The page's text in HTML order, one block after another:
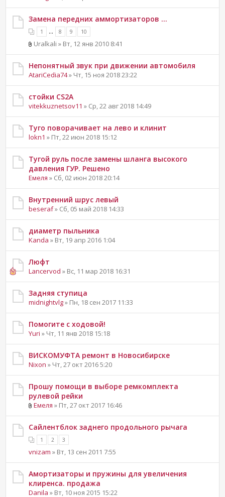
Замена передних аммортизаторов ...
1 ... 8 9 10
Uralkali » Вт, 12 янв 2010 8:41
Непонятный звук при движении автомобиля
AtariCedia74» Чт, 15 ноя 2018 23:22
стойки CS2A
vitekkuznetsov11 » Ср, 22 авг 2018 14:49
Туго поворачивает на лево и клинит
lokn1 » Пт, 22 июн 2018 15:12
Тугой руль после замены шланга высокого
давления ГУР. Решено
Емеля » Сб, 02 июн 2018 20:14
Внутренний шрус левый
beseraf» Сб, 05 май 2018 14:33
диаметр пыльника
Kanda » Вт, 19 апр 2016 1:04
Люфт
Lancervod » Вс, 11 мар 2018 16:31
Задняя ступица
midnightvlg» Пн, 18 сен 2017 11:33
Помогите с ходовой!
Yuri » Чт, 11 янв 2018 15:18
ВИСКОМУФТА ремонт в Новосибирске
Nixon » Чт, 27 окт 2016 5:20
Прошу помощи в выборе ремкомплекта
рулевой рейки
Емеля » Пт, 27 окт 2017 16:46
Сайлентблок заднего продольного рычага
1 2 3
vnizam » Вт, 13 сен 2011 7:55
Амортизаторы и пружины для увеличения
клиренса. продажа
Danila » Вт, 10 ноя 2015 15:22